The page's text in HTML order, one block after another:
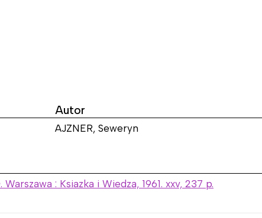
Autor
AJZNER, Seweryn
. Warszawa : Ksiazka i Wiedza, 1961. xxv, 237 p.